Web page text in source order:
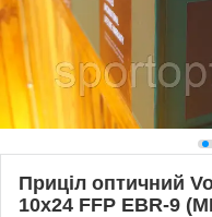
Приціл оптичний
10x24 FFP EBR-9